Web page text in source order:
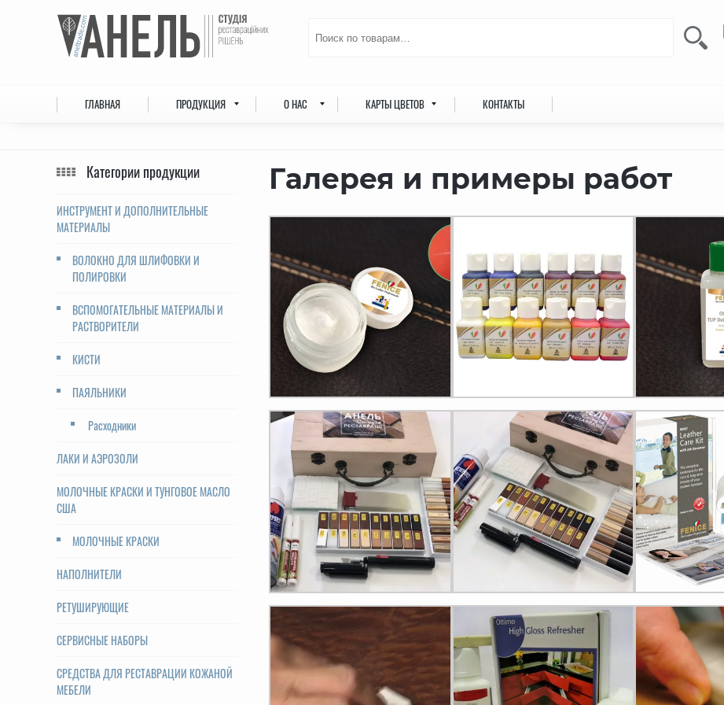
ГЛАВНАЯ ПРОДУКЦИЯ О НАС КАРТЫ ЦВЕТОВ КОНТАКТЫ
Категории продукции
ИНСТРУМЕНТ И ДОПОЛНИТЕЛЬНЫЕ
МАТЕРИАЛЫ
ВОЛОКНО ДЛЯ ШЛИФОВКИ И
ПОЛИРОВКИ
ВСПОМОГАТЕЛЬНЫЕ МАТЕРИАЛЫ И
РАСТВОРИТЕЛИ
КИСТИ
ПАЯЛЬНИКИ
Расходники
ЛАКИ И АЭРОЗОЛИ
МОЛОЧНЫЕ КРАСКИ И ТУНГОВОЕ МАСЛО
США
МОЛОЧНЫЕ КРАСКИ
НАПОЛНИТЕЛИ
РЕТУШИРУЮЩИЕ
СЕРВИСНЫЕ НАБОРЫ
СРЕДСТВА ДЛЯ РЕСТАВРАЦИИ КОЖАНОЙ
МЕБЕЛИ
Галерея и примеры работ